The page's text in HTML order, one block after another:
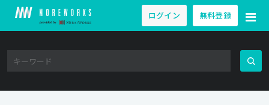
ログイン 無料登録